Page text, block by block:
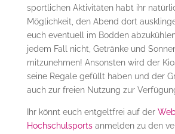
sportlichen Aktivitäten habt ihr
Möglichkeit, den Abend dort
euch eventuell im Bodden
jedem Fall nicht, Getränke und
mitzunehmen! Ansonsten wird der
seine Regale gefüllt haben und der
auch zur freien Nutzung zur
Ihr könnt euch entgeltfrei auf der
Hochschulsportsanmelden zu den